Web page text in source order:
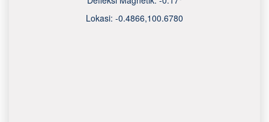
Lokasi: -0.4866,100.6780